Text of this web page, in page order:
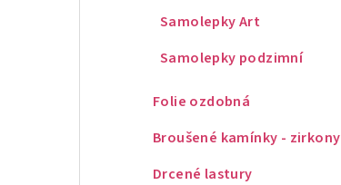
Samolepky Art
Samolepky podzimní
Folie ozdobná
Broušené kamínky - zirkony
Drcené lastury